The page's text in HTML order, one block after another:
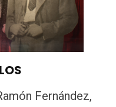
Fernández,